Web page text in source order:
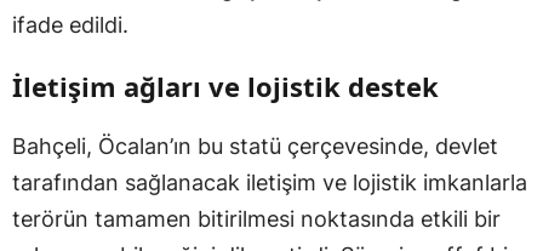
ifade edildi.
İletişim ağları ve lojistik destek
Bahçeli, Öcalan’ın bu statü çerçevesinde, devlet
tarafından sağlanacak iletişim ve lojistik imkanlarla
terörün tamamen bitirilmesi noktasında etkili bir